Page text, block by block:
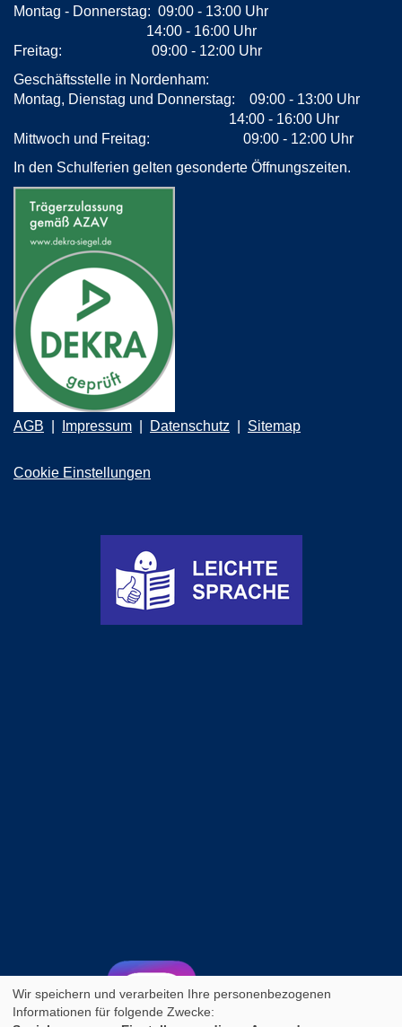
Montag - Donnerstag: 09:00 - 13:00 Uhr
14:00 - 16:00 Uhr
Freitag: 09:00 - 12:00 Uhr
Geschäftsstelle in Nordenham:
Montag, Dienstag und Donnerstag: 09:00 - 13:00 Uhr
14:00 - 16:00 Uhr
Mittwoch und Freitag: 09:00 - 12:00 Uhr
In den Schulferien gelten gesonderte Öffnungszeiten.
AGB Impressum Datenschutz Sitemap
Cookie Einstellungen
Wir speichern und verarbeiten Ihre personenbezogenen
Informationen für folgende Zwecke: